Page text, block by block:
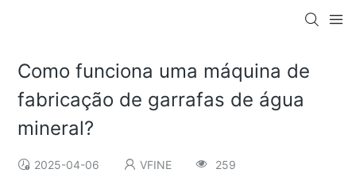
Como funciona uma máquina de
fabricação de garrafas de água
mineral?
2025-04-06 VFINE 259